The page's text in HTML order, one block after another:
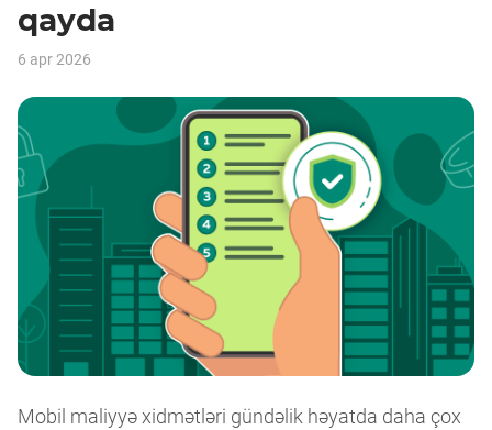
Kredit məhsulları
Şikayət et
qayda
6 apr 2026
Mobil maliyyə xidmətləri gündəlik həyatda daha çox